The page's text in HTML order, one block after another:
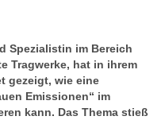
Spezialistin im Bereich
Tragwerke, hat in ihrem
gezeigt, wie eine
Emissionen“ im
kann. Das Thema stieß